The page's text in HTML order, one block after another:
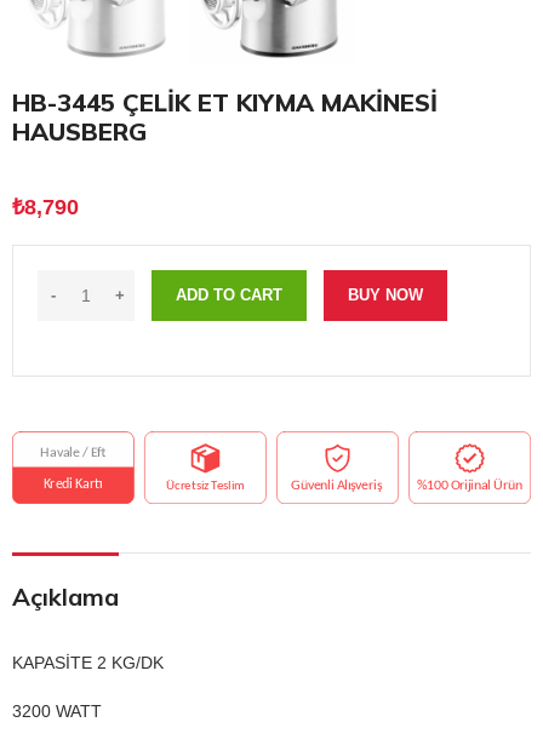
HB-3445 ÇELİK ET KIYMA MAKİNESİ
HAUSBERG
₺8,790
ADD TO CART BUY NOW
Açıklama
KAPASİTE 2 KG/DK
3200 WATT